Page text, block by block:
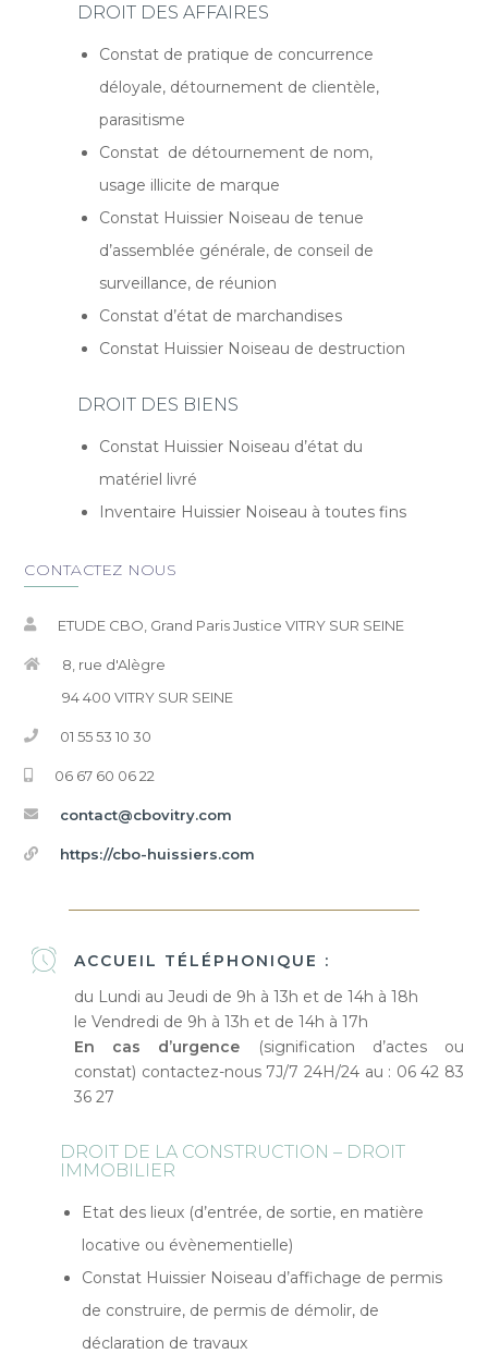
DROIT DES AFFAIRES
Constat de pratique de concurrence
déloyale, détournement de clientèle,
parasitisme
Constat de détournement de nom,
usage illicite de marque
Constat Huissier Noiseau de tenue
d’assemblée générale, de conseil de
surveillance, de réunion
Constat d’état de marchandises
Constat Huissier Noiseau de destruction
DROIT DES BIENS
Constat Huissier Noiseau d’état du
matériel livré
Inventaire Huissier Noiseau à toutes fins
CONTACTEZ NOUS
ETUDE CBO, Grand Paris Justice VITRY SUR SEINE
8, rue d'Alègre
94 400 VITRY SUR SEINE
01 55 53 10 30
06 67 60 06 22
contact@cbovitry.com
https://cbo-huissiers.com
ACCUEIL TÉLÉPHONIQUE :
du Lundi au Jeudi de 9h à 13h et de 14h à 18h
le Vendredi de 9h à 13h et de 14h à 17h
En cas d’urgence (signification d’actes ou
constat) contactez-nous 7J/7 24H/24 au : 06 42 83
36 27
DROIT DE LA CONSTRUCTION – DROIT
IMMOBILIER
Etat des lieux (d’entrée, de sortie, en matière
locative ou évènementielle)
Constat Huissier Noiseau d’affichage de permis
de construire, de permis de démolir, de
déclaration de travaux